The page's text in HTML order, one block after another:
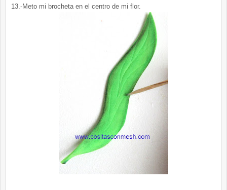
13.-Meto mi brocheta en el centro de mi flor.